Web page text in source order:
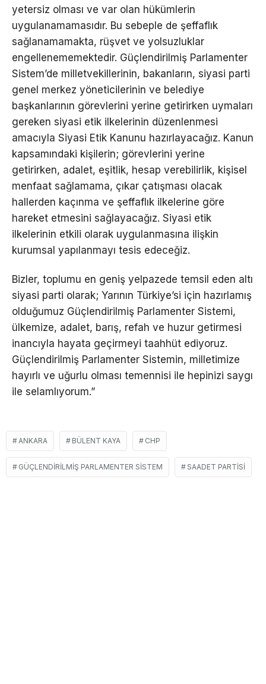
yetersiz olması ve var olan hükümlerin
uygulanamamasıdır. Bu sebeple de şeffaflık
sağlanamamakta, rüşvet ve yolsuzluklar
engellenememektedir. Güçlendirilmiş Parlamenter
Sistem’de milletvekillerinin, bakanların, siyasi parti
genel merkez yöneticilerinin ve belediye
başkanlarının görevlerini yerine getirirken uymaları
gereken siyasi etik ilkelerinin düzenlenmesi
amacıyla Siyasi Etik Kanunu hazırlayacağız. Kanun
kapsamındaki kişilerin; görevlerini yerine
getirirken, adalet, eşitlik, hesap verebilirlik, kişisel
menfaat sağlamama, çıkar çatışması olacak
hallerden kaçınma ve şeffaflık ilkelerine göre
hareket etmesini sağlayacağız. Siyasi etik
ilkelerinin etkili olarak uygulanmasına ilişkin
kurumsal yapılanmayı tesis edeceğiz.
Bizler, toplumu en geniş yelpazede temsil eden altı
siyasi parti olarak; Yarının Türkiye’si için hazırlamış
olduğumuz Güçlendirilmiş Parlamenter Sistemi,
ülkemize, adalet, barış, refah ve huzur getirmesi
inancıyla hayata geçirmeyi taahhüt ediyoruz.
Güçlendirilmiş Parlamenter Sistemin, milletimize
hayırlı ve uğurlu olması temennisi ile hepinizi saygı
ile selamlıyorum.”
ANKARA BÜLENT KAYA CHP
GÜÇLENDIRILMIŞ PARLAMENTER SISTEM SAADET PARTISI